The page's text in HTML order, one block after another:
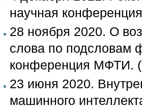
научная
28 ноября 2020. О
слова по подсловам
конференция МФТИ. (
23 июня 2020.
машинного